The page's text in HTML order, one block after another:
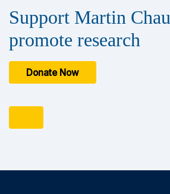
Support Martin
promote research
Donate Now